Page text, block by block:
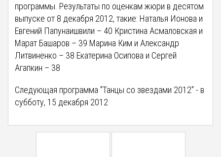
программы. Результаты по оценкам жюри в десятом
выпуске от 8 декабря 2012, такие: Наталья Ионова и
Евгений Папунаишвили – 40 Кристина Асмаловская и
Марат Башаров – 39 Марина Ким и Александр
Литвиненко – 38 Екатерина Осипова и Сергей
Агапкин – 38
Следующая программа "Танцы со звездами 2012" - в
субботу, 15 декабря 2012